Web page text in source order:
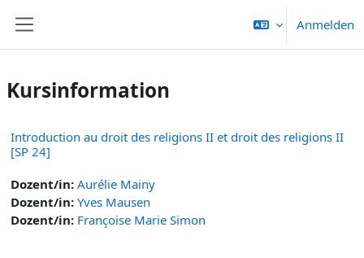
Anmelden
Kursinformation
Introduction au droit des religions II et droit des religions II
[SP 24]
Dozent/in: Aurélie Mainy
Dozent/in: Yves Mausen
Dozent/in: Françoise Marie Simon